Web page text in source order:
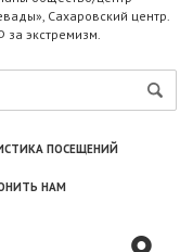
Сахаровский центр.
экстремизм.
ПОСЕЩЕНИЙ
НАМ